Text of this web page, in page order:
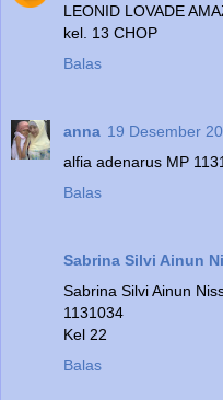
LEONID LOVADE
kel. 13 CHOP
Balas
anna 19 Desember
alfia adenarus MP
Balas
Sabrina Silvi Ainun
Sabrina Silvi Ainun
1131034
Kel 22
Balas